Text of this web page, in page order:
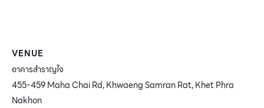
VENUE
อาคารสำราญใจ
455-459 Maha Chai Rd, Khwaeng Samran Rat, Khet Phra
Nakhon